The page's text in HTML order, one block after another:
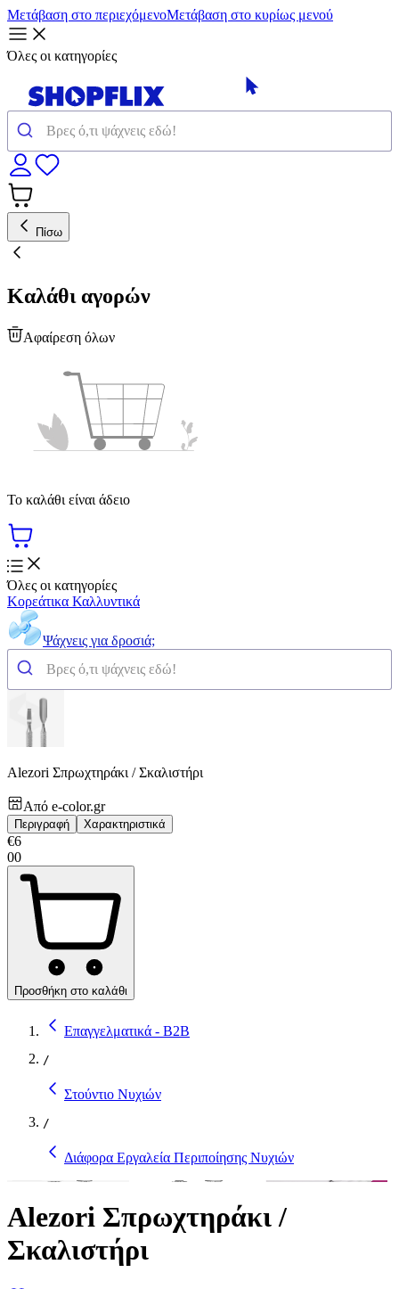
Μετάβαση στο περιεχόμενοΜετάβαση στο κυρίως μενού
Όλες οι κατηγορίες
Πίσω
Καλάθι αγορών
Αφαίρεση όλων
Το καλάθι είναι άδειο
Όλες οι κατηγορίες
Κορεάτικα Καλλυντικά
Ψάχνεις για δροσιά;
Alezori Σπρωχτηράκι / Σκαλιστήρι
Από e-color.gr
Περιγραφή Χαρακτηριστικά
€6
00
Προσθήκη στο καλάθι
Επαγγελματικά - B2B
/
Στούντιο Νυχιών
/
Διάφορα Εργαλεία Περιποίησης Νυχιών
Alezori Σπρωχτηράκι /
Σκαλιστήρι